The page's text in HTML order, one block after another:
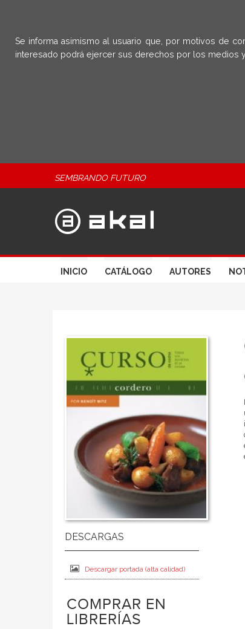
Se informa asimismo al usuario que, por motivos de
interesado podrá ejercer sus derechos por los medios
SEMBRANDO FUTURO
INICIO CATÁLOGO AUTORES
Descargar portada (alta calidad)
COMPRAR EN
LIBRERÍAS